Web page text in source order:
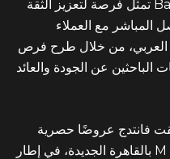
المصري. مشاركتنا في معرض Bayty تمثل فرصة لتعزيز الثقة
المباشر مع العملاء
العربي، من خلال طرح فرص
الباحثين عن الجودة والعائد
فانتدج عروضًا حصرية
بالقاهرة الجديدة، في إطار